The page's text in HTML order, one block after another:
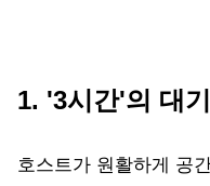
1. '3시간'의 대
호스트가 원활하게 공